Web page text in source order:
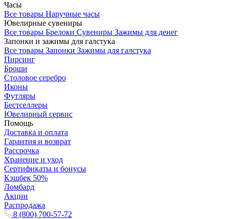
Часы
Все товары Наручные часы
Ювелирные сувениры
Все товары Брелоки Сувениры Зажимы для денег
Запонки и зажимы для галстука
Все товары Запонки Зажимы для галстука
Пирсинг
Броши
Столовое серебро
Иконы
Футляры
Бестселлеры
Ювелирный сервис
Помощь
Доставка и оплата
Гарантия и возврат
Рассрочка
Хранение и уход
Сертификаты и бонусы
Кэшбек 50%
Ломбард
Акции
Распродажа
8 (800) 700-57-72